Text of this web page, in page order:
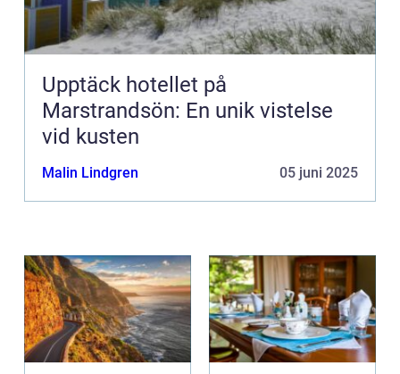
Upptäck hotellet på
Marstrandsön: En unik vistelse
vid kusten
Malin Lindgren 05 juni 2025